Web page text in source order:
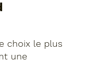
choix le plus
une